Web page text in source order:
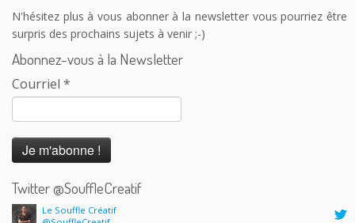
N'hésitez plus à vous abonner à la newsletter vous pourriez être
surpris des prochains sujets à venir ;-)
Abonnez-vous à la Newsletter
Courriel *
Twitter @SouffleCreatif
Le Souffle Créatif
@SouffleCreatif
L'article du jour est dédié au livre "Ateliers d'écriture créative"